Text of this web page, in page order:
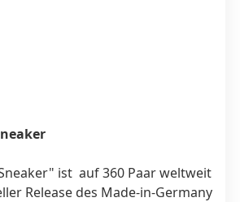
ist auf 360 Paar weltweit
Release des Made-in-Germany